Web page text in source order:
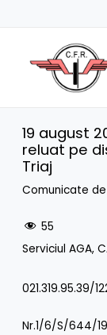
19 august
reluat pe
Triaj
Comunicate
55
Serviciul AGA,
021.319.95.39/
Nr.1/6/